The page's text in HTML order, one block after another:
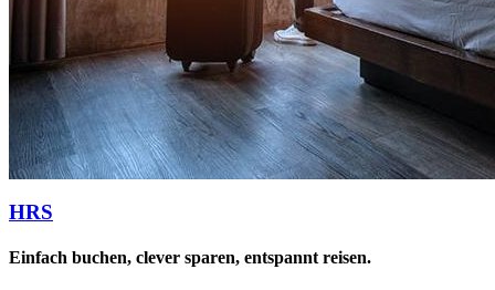
HRS
Einfach buchen, clever sparen, entspannt reisen.